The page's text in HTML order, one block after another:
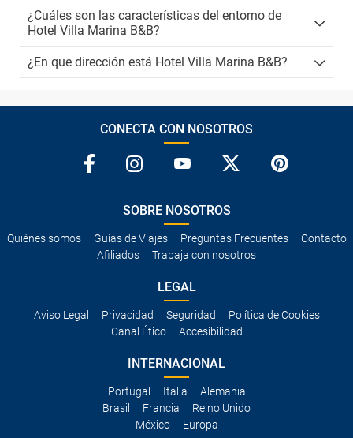
¿Cuáles son las características del entorno de
Hotel Villa Marina B&B?
¿En que dirección está Hotel Villa Marina B&B?
CONECTA CON NOSOTROS
SOBRE NOSOTROS
Quiénes somos Guías de Viajes Preguntas Frecuentes
Contacto
Afiliados
Trabaja con nosotros
LEGAL
Aviso Legal Privacidad Seguridad
Política de Cookies
Canal Ético
Accesibilidad
INTERNACIONAL
Portugal Italia
Alemania
Brasil
Francia
Reino Unido
México
Europa